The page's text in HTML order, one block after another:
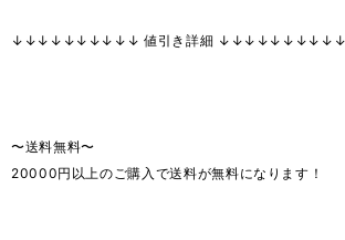
↓↓↓↓↓↓↓↓↓↓ 値引き詳細
〜送料無料〜
20000円以上のご購入で送料が無料になります！